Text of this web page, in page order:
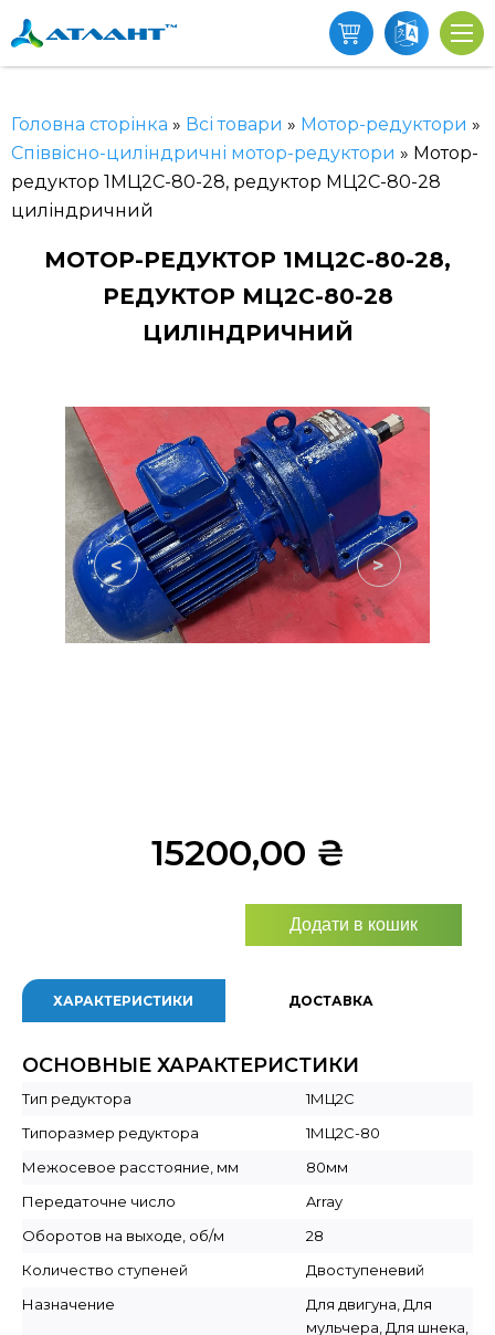
Головна сторінка » Всі товари » Мотор-редуктори »
Співвісно-циліндричні мотор-редуктори » Мотор-
редуктор 1МЦ2С-80-28, редуктор МЦ2С-80-28
циліндричний
МОТОР-РЕДУКТОР 1МЦ2С-80-28,
РЕДУКТОР МЦ2С-80-28
ЦИЛІНДРИЧНИЙ
< >
15200,00 ₴
Додати в кошик
ХАРАКТЕРИСТИКИ ДОСТАВКА
ОСНОВНЫЕ ХАРАКТЕРИСТИКИ
Тип редуктора
1МЦ2С
Типоразмер редуктора
1МЦ2С-80
Межосевое расстояние, мм
80мм
Передаточне число
Array
Оборотов на выходе, об/м
28
Количество ступеней
Двоступеневий
Назначение
Для двигуна, Для
мульчера, Для шнека,